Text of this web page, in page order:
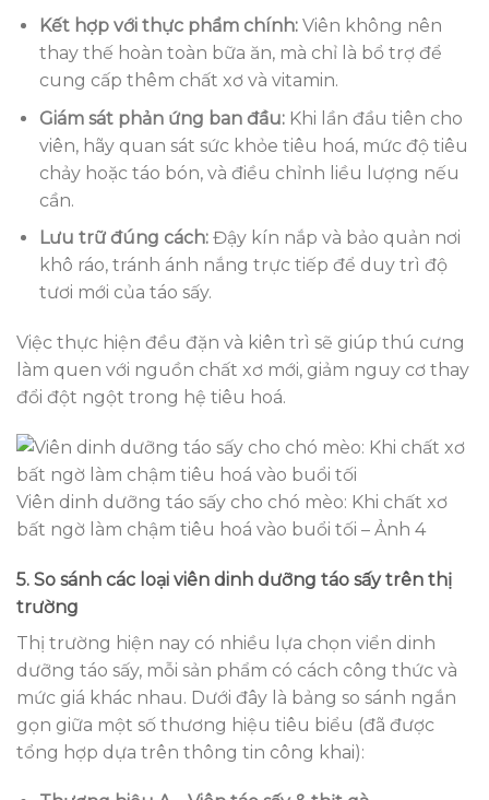
Kết hợp với thực phẩm chính:Viên không nên
thay thế hoàn toàn bữa ăn, mà chỉ là bổ trợ để
cung cấp thêm chất xơ và vitamin.
Giám sát phản ứng ban đầu:Khi lần đầu tiên cho
viên, hãy quan sát sức khỏe tiêu hoá, mức độ tiêu
chảy hoặc táo bón, và điều chỉnh liều lượng nếu
cần.
Lưu trữ đúng cách:Đậy kín nắp và bảo quản nơi
khô ráo, tránh ánh nắng trực tiếp để duy trì độ
tươi mới của táo sấy.
Việc thực hiện đều đặn và kiên trì sẽ giúp thú cưng
làm quen với nguồn chất xơ mới, giảm nguy cơ thay
đổi đột ngột trong hệ tiêu hoá.
Viên dinh dưỡng táo sấy cho chó mèo: Khi chất xơ
bất ngờ làm chậm tiêu hoá vào buổi tối – Ảnh 4
5. So sánh các loại viên dinh dưỡng táo sấy trên thị
trường
Thị trường hiện nay có nhiều lựa chọn viển dinh
dưỡng táo sấy, mỗi sản phẩm có cách công thức và
mức giá khác nhau. Dưới đây là bảng so sánh ngắn
gọn giữa một số thương hiệu tiêu biểu (đã được
tổng hợp dựa trên thông tin công khai):